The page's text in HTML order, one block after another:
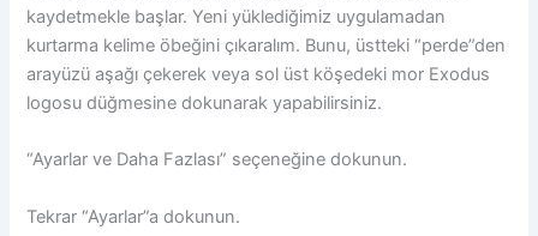
kaydetmekle başlar. Yeni yüklediğimiz uygulamadan
kurtarma kelime öbeğini çıkaralım. Bunu, üstteki “perde”den
arayüzü aşağı çekerek veya sol üst köşedeki mor Exodus
logosu düğmesine dokunarak yapabilirsiniz.
“Ayarlar ve Daha Fazlası” seçeneğine dokunun.
Tekrar “Ayarlar”a dokunun.